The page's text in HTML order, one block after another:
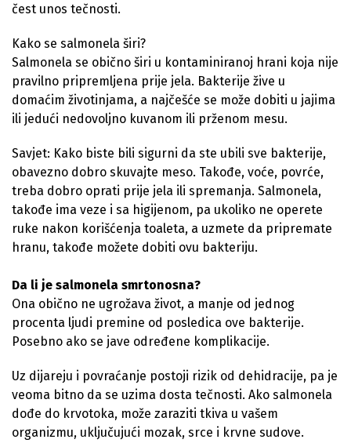
čest unos tečnosti.
Kako se salmonela širi?
Salmonela se obično širi u kontaminiranoj hrani koja nije
pravilno pripremljena prije jela. Bakterije žive u
domaćim životinjama, a najčešće se može dobiti u jajima
ili jedući nedovoljno kuvanom ili prženom mesu.
Savjet: Kako biste bili sigurni da ste ubili sve bakterije,
obavezno dobro skuvajte meso. Takođe, voće, povrće,
treba dobro oprati prije jela ili spremanja. Salmonela,
takođe ima veze i sa higijenom, pa ukoliko ne operete
ruke nakon korišćenja toaleta, a uzmete da pripremate
hranu, takođe možete dobiti ovu bakteriju.
Da li je salmonela smrtonosna?
Ona obično ne ugrožava život, a manje od jednog
procenta ljudi premine od posledica ove bakterije.
Posebno ako se jave određene komplikacije.
Uz dijareju i povraćanje postoji rizik od dehidracije, pa je
veoma bitno da se uzima dosta tečnosti. Ako salmonela
dođe do krvotoka, može zaraziti tkiva u vašem
organizmu, uključujući mozak, srce i krvne sudove.